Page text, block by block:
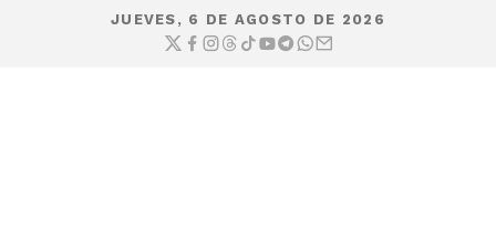
JUEVES, 6 DE AGOSTO DE 2026